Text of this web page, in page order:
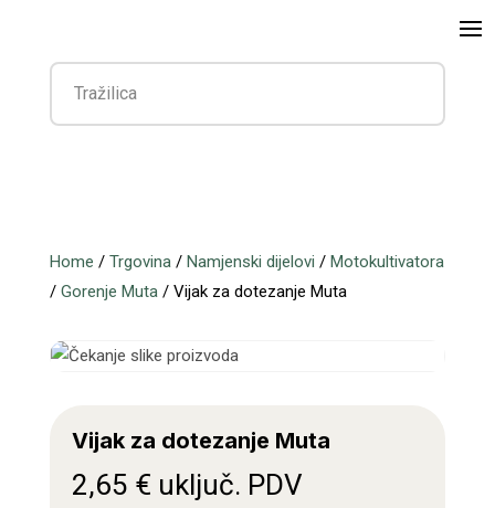
Home / Trgovina/ Namjenski dijelovi / Motokultivatora
/ Gorenje Muta/ Vijak za dotezanje Muta
Vijak za dotezanje Muta
2,65 € uključ. PDV